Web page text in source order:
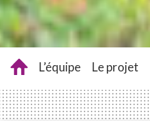
L’équipe Le projet